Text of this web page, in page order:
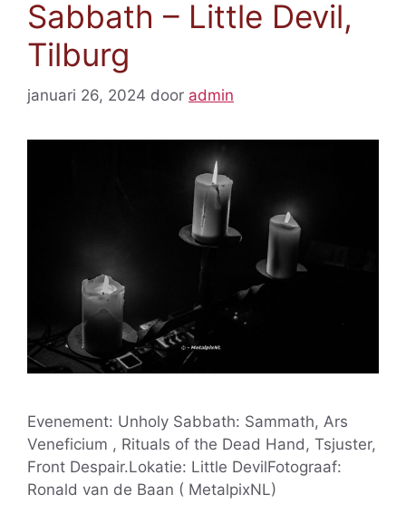
Sabbath – Little Devil,
Tilburg
januari 26, 2024 door admin
Evenement: Unholy Sabbath: Sammath, Ars
Veneficium , Rituals of the Dead Hand, Tsjuster,
Front Despair.Lokatie: Little DevilFotograaf:
Ronald van de Baan ( MetalpixNL)